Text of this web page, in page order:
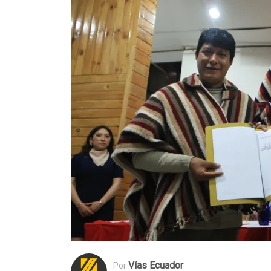
PorVías Ecuador